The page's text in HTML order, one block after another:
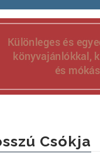
Csókja